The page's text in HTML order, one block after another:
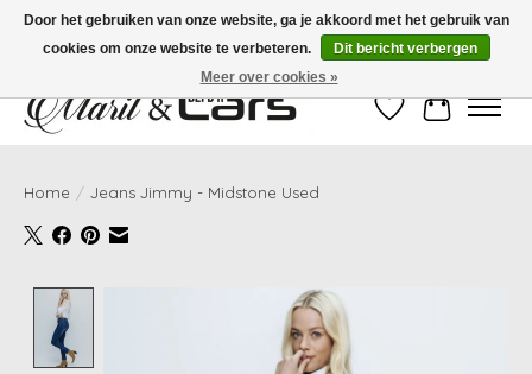
Gratis verzending vanaf €99,- | Voor 16:00 uur besteld, vandaag verzonden!
Verlanglijst
Home / Jeans Jimmy - Midstone Used
Product image slideshow Items
Door het gebruiken van onze website, ga je akkoord met het gebruik van
cookies om onze website te verbeteren.
Dit bericht verbergen
Meer over cookies »